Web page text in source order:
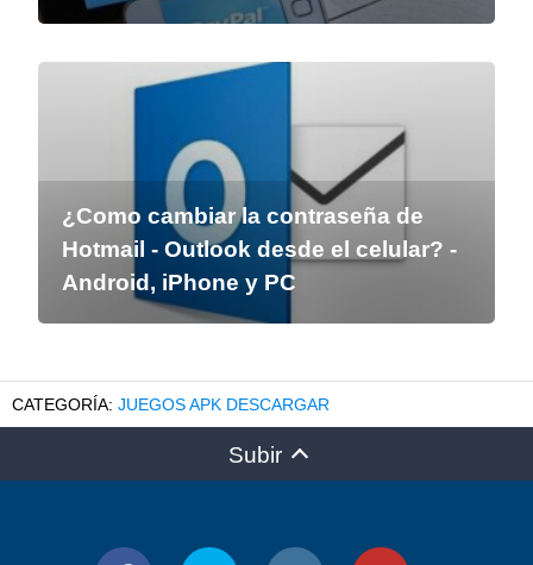
¿Como cambiar la contraseña de
Hotmail - Outlook desde el celular? -
Android, iPhone y PC
JUEGOS APK DESCARGAR
Subir